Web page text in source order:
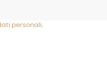
personali.